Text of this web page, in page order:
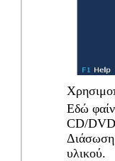
Εδώ
CD/
υλικού.